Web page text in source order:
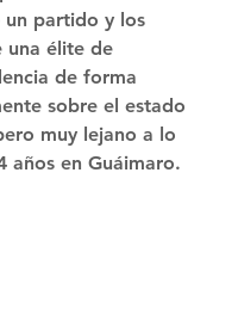
un partido y los
una élite de
de forma
sobre el estado
muy lejano a lo
años en Guáimaro.